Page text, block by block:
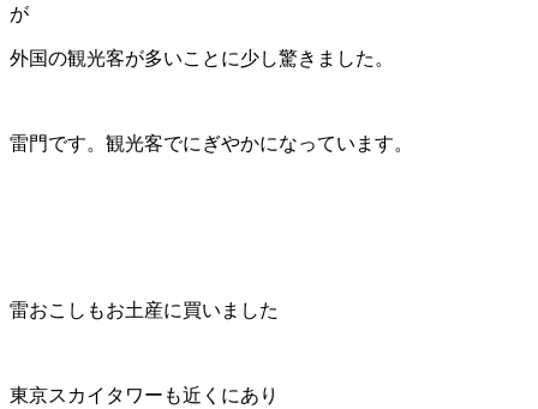
が
外国の観光客が多いことに少し驚きました。
雷門です。観光客でにぎやかになっています。
雷おこしもお土産に買いました
東京スカイタワーも近くにあり